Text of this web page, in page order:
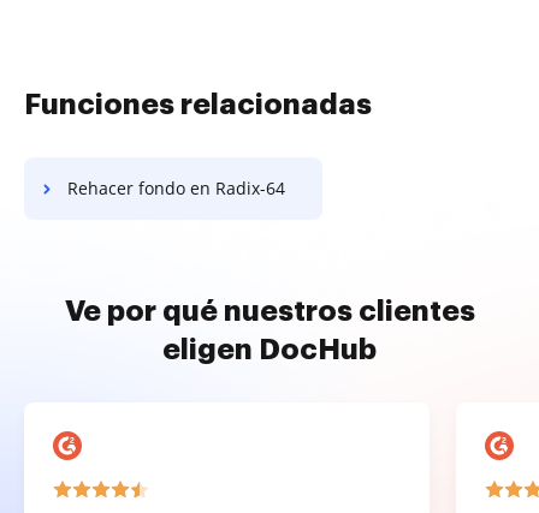
Funciones relacionadas
Rehacer fondo en Radix-64
Ve por qué nuestros clientes
eligen DocHub